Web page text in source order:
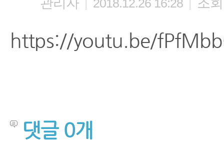
관리자 2018.12.26 16:28 조회
https://youtu.be/
댓글 0개